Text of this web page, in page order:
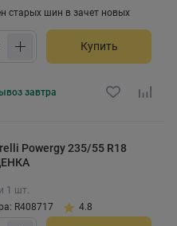
старых шин в зачет новых
Купить
завтра
Powergy 235/55 R18
1 шт.
R408717
4.8